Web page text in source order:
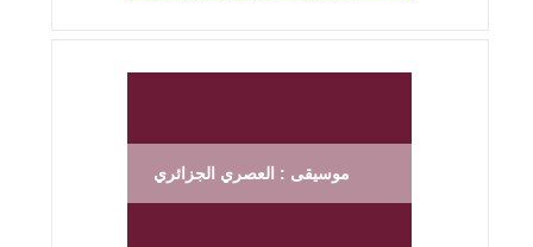
موسيقى : العصري الجزائري